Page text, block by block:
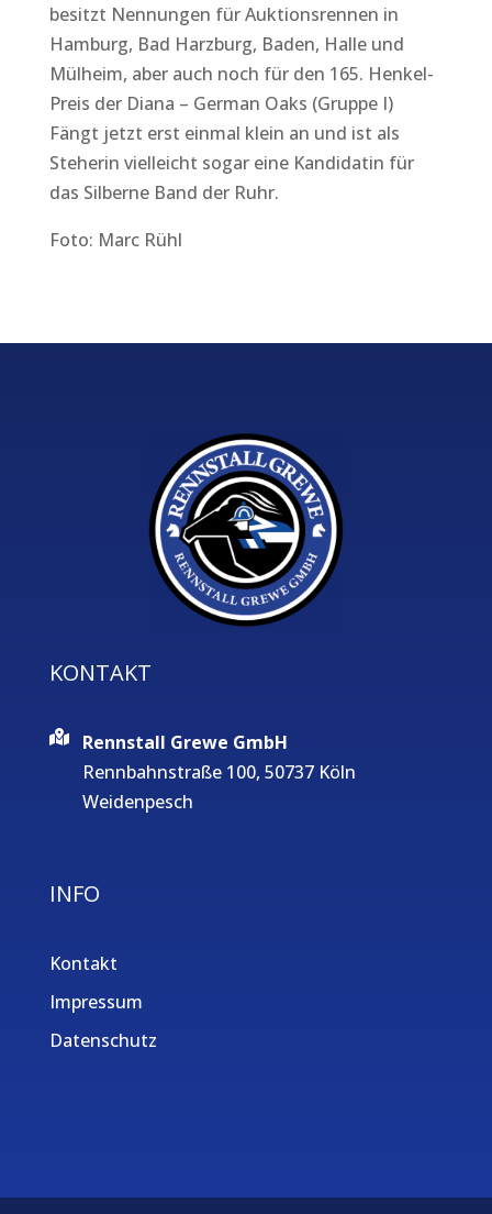
besitzt Nennungen für Auktionsrennen in
Hamburg, Bad Harzburg, Baden, Halle und
Mülheim, aber auch noch für den 165. Henkel-
Preis der Diana – German Oaks (Gruppe I)
Fängt jetzt erst einmal klein an und ist als
Steherin vielleicht sogar eine Kandidatin für
das Silberne Band der Ruhr.
Foto: Marc Rühl
KONTAKT
Rennstall Grewe GmbH
Rennbahnstraße 100, 50737 Köln
Weidenpesch
INFO
Kontakt
Impressum
Datenschutz